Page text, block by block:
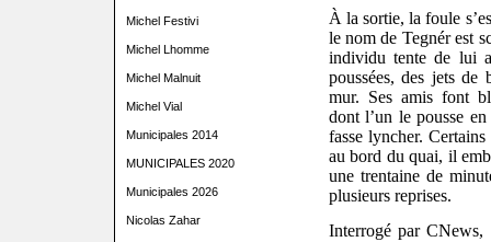
Michel Festivi
Michel Lhomme
Michel Malnuit
Michel Vial
Municipales 2014
MUNICIPALES 2020
Municipales 2026
Nicolas Zahar
À la sortie, la foule
le nom de Tegnér est
individu tente de lui
poussées, des jets de
mur. Ses amis font
dont l’un le pousse
fasse lyncher.
au bord du quai, il
une trentaine de
plusieurs reprises.
Interrogé par CNews,